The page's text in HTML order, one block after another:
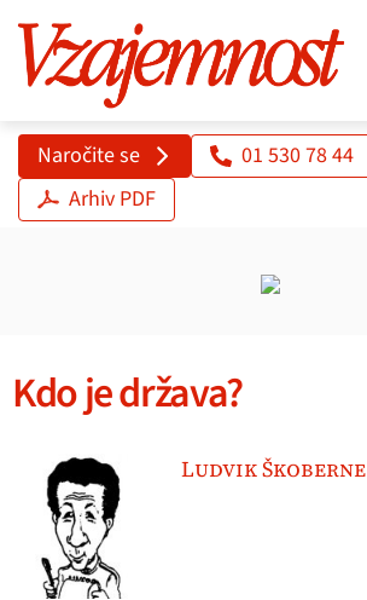
Naročite se
01 530 78 44
Arhiv PDF
Kdo je država?
Ludvik Škoberne